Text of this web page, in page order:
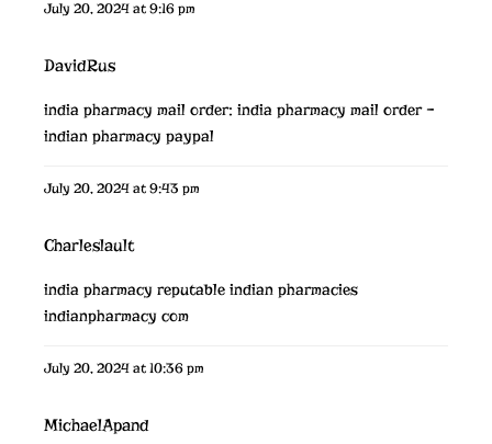
July 20, 2024 at 9:16 pm
DavidRus
india pharmacy mail order: india pharmacy mail order–
indian pharmacy paypal
July 20, 2024 at 9:43 pm
Charleslault
india pharmacy reputable indian pharmacies
indianpharmacy com
July 20, 2024 at 10:36 pm
MichaelApand